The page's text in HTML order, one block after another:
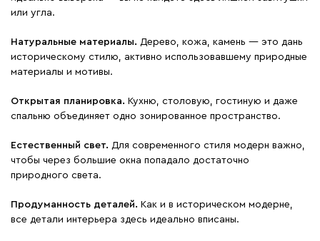
или угла.
Натуральные материалы. Дерево, кожа, камень — это дань
историческому стилю, активно использовавшему природные
материалы и мотивы.
Открытая планировка. Кухню, столовую, гостиную и даже
спальню объединяет одно зонированное пространство.
Естественный свет. Для современного стиля модерн важно,
чтобы через большие окна попадало достаточно
природного света.
Продуманность деталей. Как и в историческом модерне,
все детали интерьера здесь идеально вписаны.